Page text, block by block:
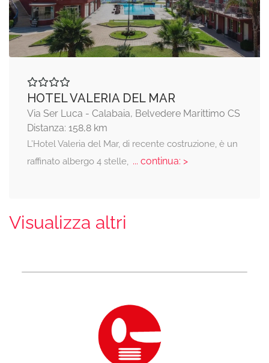
HOTEL VALERIA DEL MAR
Via Ser Luca - Calabaia, Belvedere Marittimo CS
Distanza: 158,8 km
L’Hotel Valeria del Mar, di recente costruzione, è un
raffinato albergo 4 stelle, ... continua: >
Visualizza altri